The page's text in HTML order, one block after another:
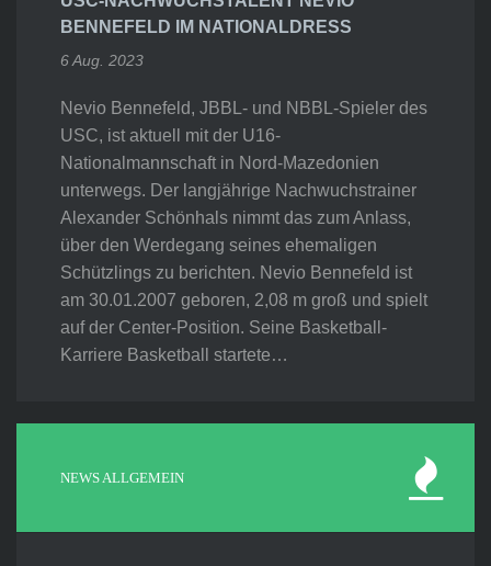
BENNEFELD IM NATIONALDRESS
6 Aug. 2023
Nevio Bennefeld, JBBL- und NBBL-Spieler des
USC, ist aktuell mit der U16-
Nationalmannschaft in Nord-Mazedonien
unterwegs. Der langjährige Nachwuchstrainer
Alexander Schönhals nimmt das zum Anlass,
über den Werdegang seines ehemaligen
Schützlings zu berichten. Nevio Bennefeld ist
am 30.01.2007 geboren, 2,08 m groß und spielt
auf der Center-Position. Seine Basketball-
Karriere Basketball startete…
NEWS ALLGEMEIN